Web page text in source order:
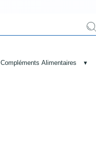
Compléments Alimentaires ▾